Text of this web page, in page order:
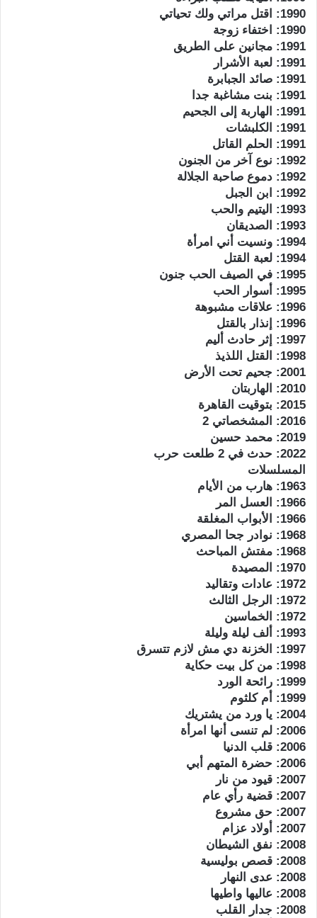
1990: اقتل مراتي ولك تحياتي
1990: اختفاء زوجة
1991: مجانين على الطريق
1991: لعبة الأشرار
1991: صائد الجبابرة
1991: بنت مشاغبة جدا
1991: الهاربة إلى الجحيم
1991: الكلبشات
1991: الحلم القاتل
1992: نوع آخر من الجنون
1992: دموع صاحبة الجلالة
1992: ابن الجبل
1993: اليتيم والحب
1993: الصديقان
1994: ونسيت أني امرأة
1994: لعبة القتل
1995: في الصيف الحب جنون
1995: أسوار الحب
1996: علاقات مشبوهة
1996: إنذار بالقتل
1997: إثر حادث أليم
1998: القتل اللذيذ
2001: جحيم تحت الأرض
2010: الهاربتان
2015: بتوقيت القاهرة
2016: المشخصاتي 2
2019: محمد حسين
2022: حدث في 2 طلعت حرب
المسلسلات
1963: هارب من الأيام
1966: العسل المر
1966: الأبواب المغلقة
1968: نوادر جحا المصري
1968: مفتش المباحث
1970: المصيدة
1972: عادات وتقاليد
1972: الرجل الثالث
1972: الخماسين
1993: ألف ليلة وليلة
1997: الخزنة دي مش لازم تتسرق
1998: من كل بيت حكاية
1999: رائحة الورد
1999: أم كلثوم
2004: يا ورد من يشتريك
2006: لم تنسى أنها امرأة
2006: قلب الدنيا
2006: حضرة المتهم أبي
2007: قيود من نار
2007: قضية رأي عام
2007: حق مشروع
2007: أولاد عزام
2008: نفق الشيطان
2008: قصص بوليسية
2008: عدى النهار
2008: عاليها واطيها
2008: جدار القلب